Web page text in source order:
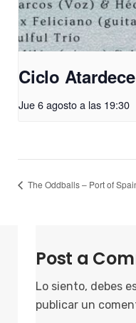
Ciclo
Jue 6 agosto a las 19:30
The Oddballs – Port of
Post a
Lo siento, debes
publicar un